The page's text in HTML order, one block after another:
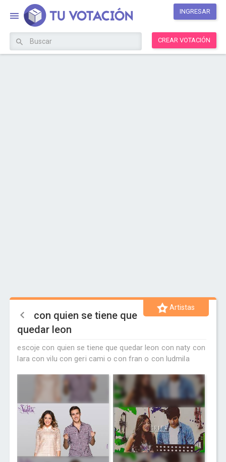
INGRESAR
CREAR VOTACIÓN
Artistas
con quien se tiene que
quedar leon
escoje con quien se tiene que quedar leon con naty con
lara con vilu con geri cami o con fran o con ludmila